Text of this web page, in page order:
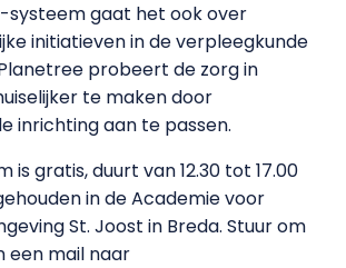
gaat het ook over
initiatieven in de verpleegkunde
probeert de zorg in
te maken door
inrichting aan te passen.
is gratis, duurt van 12.30 tot 17.00
in de Academie voor
St. Joost in Breda. Stuur om
een mail naar